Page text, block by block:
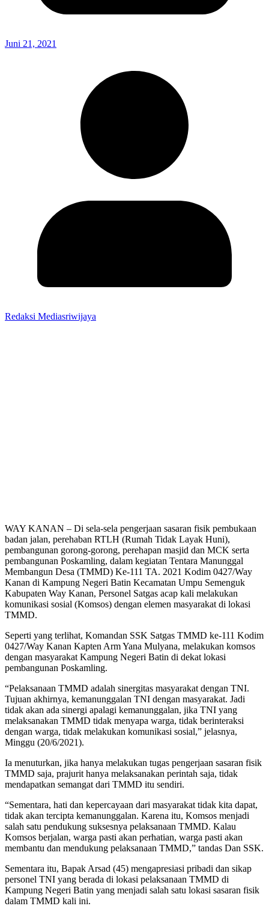
Juni 21, 2021
Redaksi Mediasriwijaya
WAY KANAN – Di sela-sela pengerjaan sasaran fisik pembukaan
badan jalan, perehaban RTLH (Rumah Tidak Layak Huni),
pembangunan gorong-gorong, perehapan masjid dan MCK serta
pembangunan Poskamling, dalam kegiatan Tentara Manunggal
Membangun Desa (TMMD) Ke-111 TA. 2021 Kodim 0427/Way
Kanan di Kampung Negeri Batin Kecamatan Umpu Semenguk
Kabupaten Way Kanan, Personel Satgas acap kali melakukan
komunikasi sosial (Komsos) dengan elemen masyarakat di lokasi
TMMD.
Seperti yang terlihat, Komandan SSK Satgas TMMD ke-111 Kodim
0427/Way Kanan Kapten Arm Yana Mulyana, melakukan komsos
dengan masyarakat Kampung Negeri Batin di dekat lokasi
pembangunan Poskamling.
“Pelaksanaan TMMD adalah sinergitas masyarakat dengan TNI.
Tujuan akhirnya, kemanunggalan TNI dengan masyarakat. Jadi
tidak akan ada sinergi apalagi kemanunggalan, jika TNI yang
melaksanakan TMMD tidak menyapa warga, tidak berinteraksi
dengan warga, tidak melakukan komunikasi sosial,” jelasnya,
Minggu (20/6/2021).
Ia menuturkan, jika hanya melakukan tugas pengerjaan sasaran fisik
TMMD saja, prajurit hanya melaksanakan perintah saja, tidak
mendapatkan semangat dari TMMD itu sendiri.
“Sementara, hati dan kepercayaan dari masyarakat tidak kita dapat,
tidak akan tercipta kemanunggalan. Karena itu, Komsos menjadi
salah satu pendukung suksesnya pelaksanaan TMMD. Kalau
Komsos berjalan, warga pasti akan perhatian, warga pasti akan
membantu dan mendukung pelaksanaan TMMD,” tandas Dan SSK.
Sementara itu, Bapak Arsad (45) mengapresiasi pribadi dan sikap
personel TNI yang berada di lokasi pelaksanaan TMMD di
Kampung Negeri Batin yang menjadi salah satu lokasi sasaran fisik
dalam TMMD kali ini.